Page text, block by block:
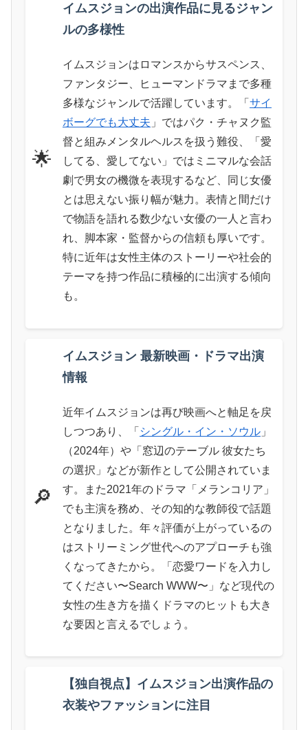
🌟
イムスジョンの出演作品に見るジャン
ルの多様性
イムスジョンはロマンスからサスペンス、
ファンタジー、ヒューマンドラマまで多種
多様なジャンルで活躍しています。「 サイ
ボーグでも大丈夫 」ではパク・チャヌク監
督と組みメンタルヘルスを扱う難役、「愛
してる、愛してない」ではミニマルな会話
劇で男女の機微を表現するなど、同じ女優
とは思えない振り幅が魅力。表情と間だけ
で物語を語れる数少ない女優の一人と言わ
れ、脚本家・監督からの信頼も厚いです。
特に近年は女性主体のストーリーや社会的
テーマを持つ作品に積極的に出演する傾向
も。
🔎
イムスジョン 最新映画・ドラマ出演
情報
近年イムスジョンは再び映画へと軸足を戻
しつつあり、「 シングル・イン・ソウル 」
（2024年）や「窓辺のテーブル 彼女たち
の選択」などが新作として公開されていま
す。また2021年のドラマ「メランコリア」
でも主演を務め、その知的な教師役で話題
となりました。年々評価が上がっているの
はストリーミング世代へのアプローチも強
くなってきたから。「恋愛ワードを入力し
てください〜Search WWW〜」など現代の
女性の生き方を描くドラマのヒットも大き
な要因と言えるでしょう。
【独自視点】イムスジョン出演作品の
衣装やファッションに注目